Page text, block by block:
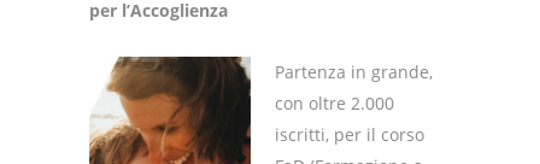
per l’Accoglienza
Partenza in grande,
con oltre 2.000
iscritti, per il corso